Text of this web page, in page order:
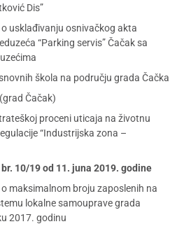
Dis”
usklađivanju osnivačkog akta
“Parking servis” Čačak sa
škola na području grada Čačka
Čačak)
proceni uticaja na životnu
“Industrijska zona –
10/19 od 11. juna 2019. godine
maksimalnom broju zaposlenih na
lokalne samouprave grada
2017. godinu